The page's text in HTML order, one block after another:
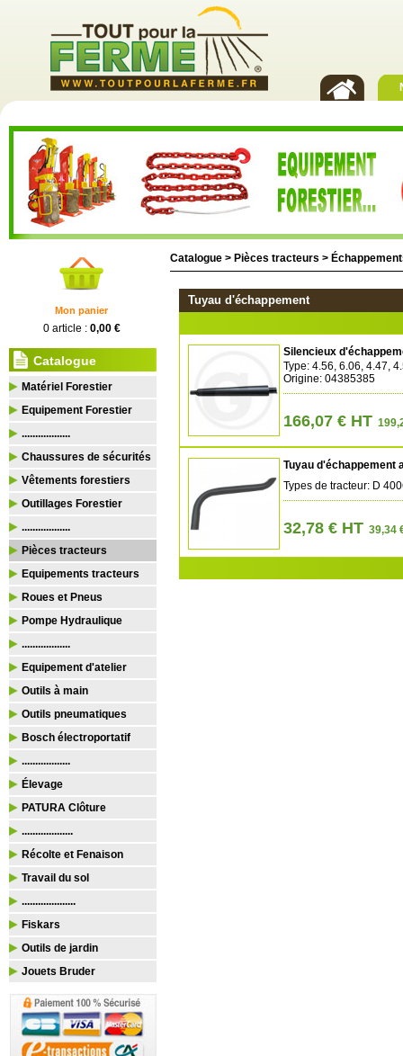
Mon panier
0 article : 0,00 €
Catalogue
Matériel Forestier
Equipement Forestier
..................
Chaussures de sécurités
Vêtements forestiers
Outillages Forestier
..................
Pièces tracteurs
Equipements tracteurs
Roues et Pneus
Pompe Hydraulique
..................
Equipement d'atelier
Outils à main
Outils pneumatiques
Bosch électroportatif
..................
Élevage
PATURA Clôture
...................
Récolte et Fenaison
Travail du sol
....................
Fiskars
Outils de jardin
Jouets Bruder
Catalogue > Pièces tracteurs >
Tuyau d'échappement
Silencieux
Type: 4.56, 6.06, 4.47,
Origine: 04385385
166,07 € HT
Tuyau d'échappement
Types de tracteur: D
32,78 € HT 39,34